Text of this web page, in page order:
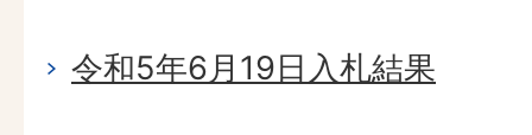
令和5年6月19日入札結果